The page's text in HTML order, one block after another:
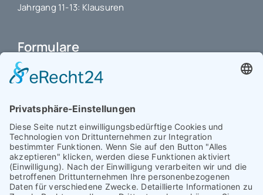
Jahrgang 11-13: Klausuren
Formulare
Schulbuchkauf Schuljahr 2026-2027
Antrag auf Erstattung von Auslagen
Interner L-S-Beschwerdezettel
Antrag auf Freistellung vom Unterricht
Antrag für selbstständigen Heimweg bei Unwohlsein
(ab Jg. 9)
Antrag 10GL Pausenregelung